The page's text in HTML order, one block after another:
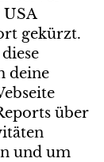
gekürzt.
deine
über
und um